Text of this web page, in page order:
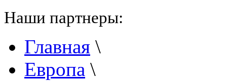
Наши партнеры:
Главная \
Европа \